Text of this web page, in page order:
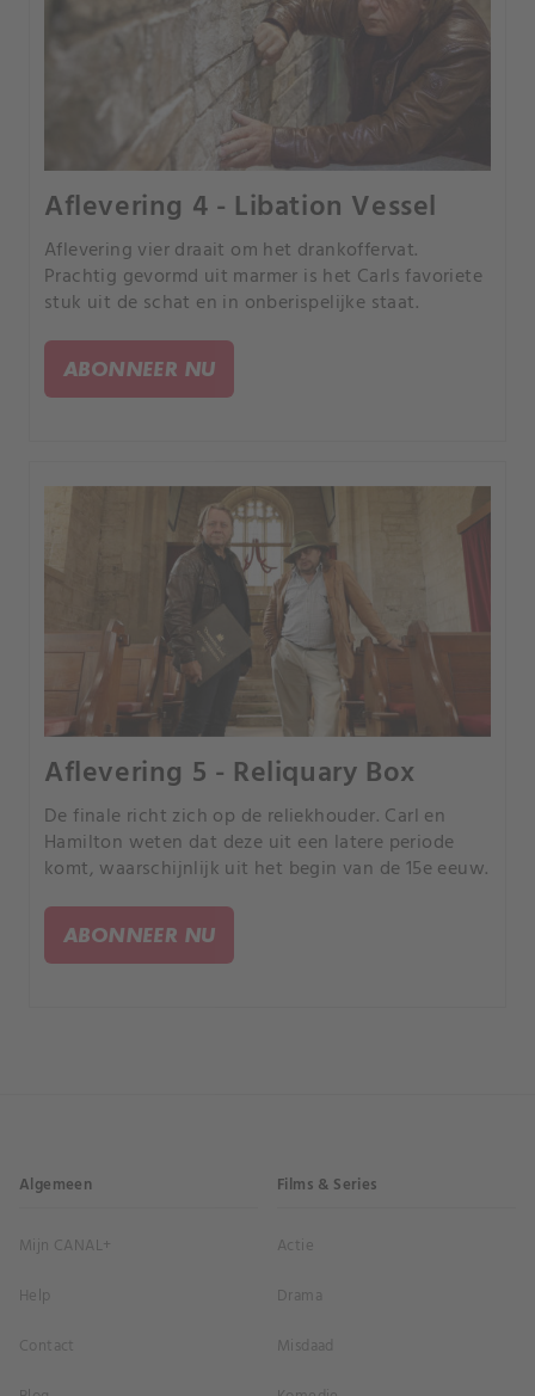
Aflevering 4 - Libation Vessel
Aflevering vier draait om het drankoffervat.
Prachtig gevormd uit marmer is het Carls favoriete
stuk uit de schat en in onberispelijke staat.
ABONNEER NU
Aflevering 5 - Reliquary Box
De finale richt zich op de reliekhouder. Carl en
Hamilton weten dat deze uit een latere periode
komt, waarschijnlijk uit het begin van de 15e eeuw.
ABONNEER NU
Algemeen
Mijn CANAL+
Help
Contact
Films & Series
Actie
Drama
Misdaad